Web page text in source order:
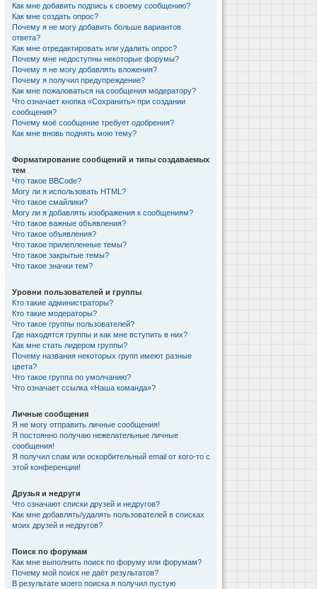
Как мне добавить подпись к своему сообщению?
Как мне создать опрос?
Почему я не могу добавить больше вариантов
ответа?
Как мне отредактировать или удалить опрос?
Почему мне недоступны некоторые форумы?
Почему я не могу добавлять вложения?
Почему я получил предупреждение?
Как мне пожаловаться на сообщения модератору?
Что означает кнопка «Сохранить» при создании
сообщения?
Почему моё сообщение требует одобрения?
Как мне вновь поднять мою тему?
Форматирование сообщений и типы создаваемых
тем
Что такое BBCode?
Могу ли я использовать HTML?
Что такое смайлики?
Могу ли я добавлять изображения к сообщениям?
Что такое важные объявления?
Что такое объявления?
Что такое прилепленные темы?
Что такое закрытые темы?
Что такое значки тем?
Уровни пользователей и группы
Кто такие администраторы?
Кто такие модераторы?
Что такое группы пользователей?
Где находятся группы и как мне вступить в них?
Как мне стать лидером группы?
Почему названия некоторых групп имеют разные
цвета?
Что такое группа по умолчанию?
Что означает ссылка «Наша команда»?
Личные сообщения
Я не могу отправить личные сообщения!
Я постоянно получаю нежелательные личные
сообщения!
Я получил спам или оскорбительный email от кого-то с
этой конференции!
Друзья и недруги
Что означают списки друзей и недругов?
Как мне добавлять/удалять пользователей в списках
моих друзей и недругов?
Поиск по форумам
Как мне выполнить поиск по форуму или форумам?
Почему мой поиск не даёт результатов?
В результате моего поиска я получил пустую